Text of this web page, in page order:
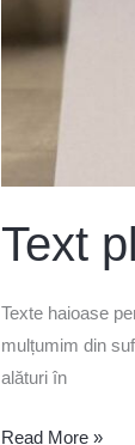
Text
Texte haioase
mulțumim din
alături în
Read More »